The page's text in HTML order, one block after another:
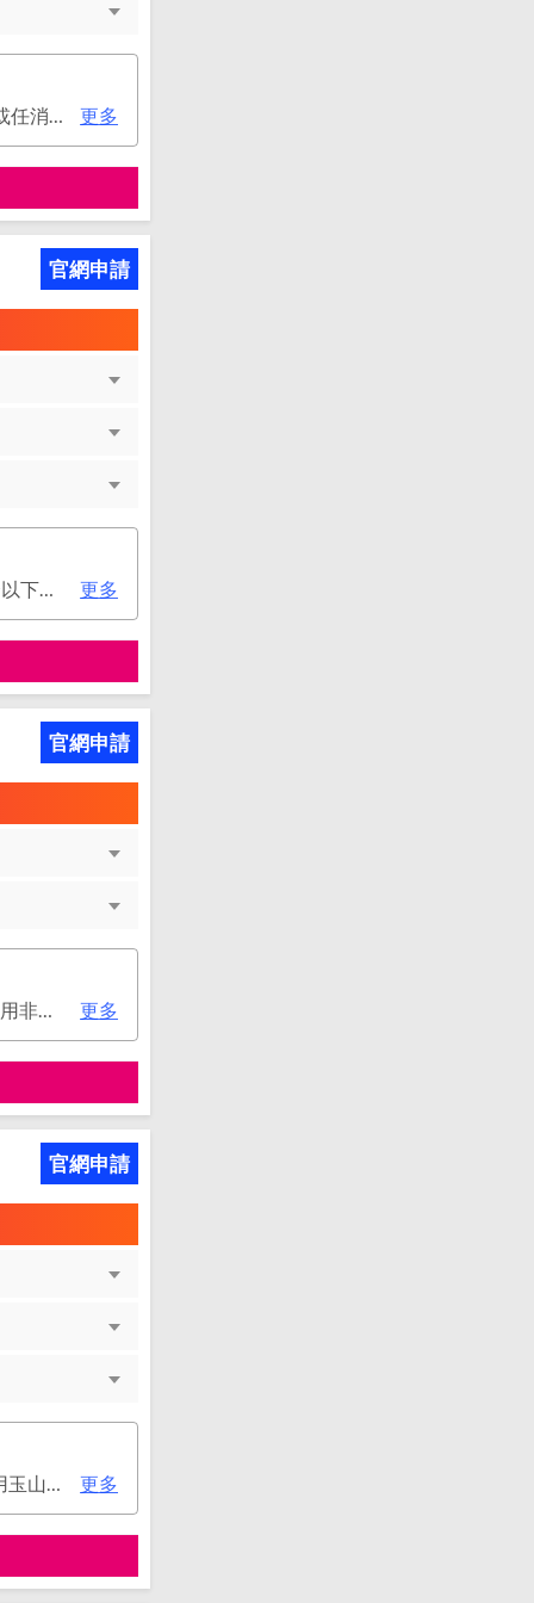
次年年費：3000元(有條件免年費), 使用帳單e化或玉山帳戶自動扣繳信用卡款或任消費一筆享免年費優惠。 更多
官網申請
次年年費：2000元(有條件免年費), 不分新舊戶均享首年免年費，第二年起符合以下條件享年費優惠辦法： 1.使用非紙本帳單(電子帳單或行動帳單)終身免年費。 2.前一年消費滿8 萬或 12 次享次年免年費。 更多
官網申請
次年年費：2000元(有條件免年費), 第二年起符合以下條件享年費優惠辦法 • 使用非紙本帳單(電子帳單或行動帳單)終身免年費 • 前一年消費滿 8 萬或 12 次享次年免年費 更多
官網申請
次年年費：3000元(有條件免年費), (1)每年有消費，年年免年費。或(2)同時使用玉山帳戶自動扣繳信用卡款及帳單e化期間享免年費優惠。 更多